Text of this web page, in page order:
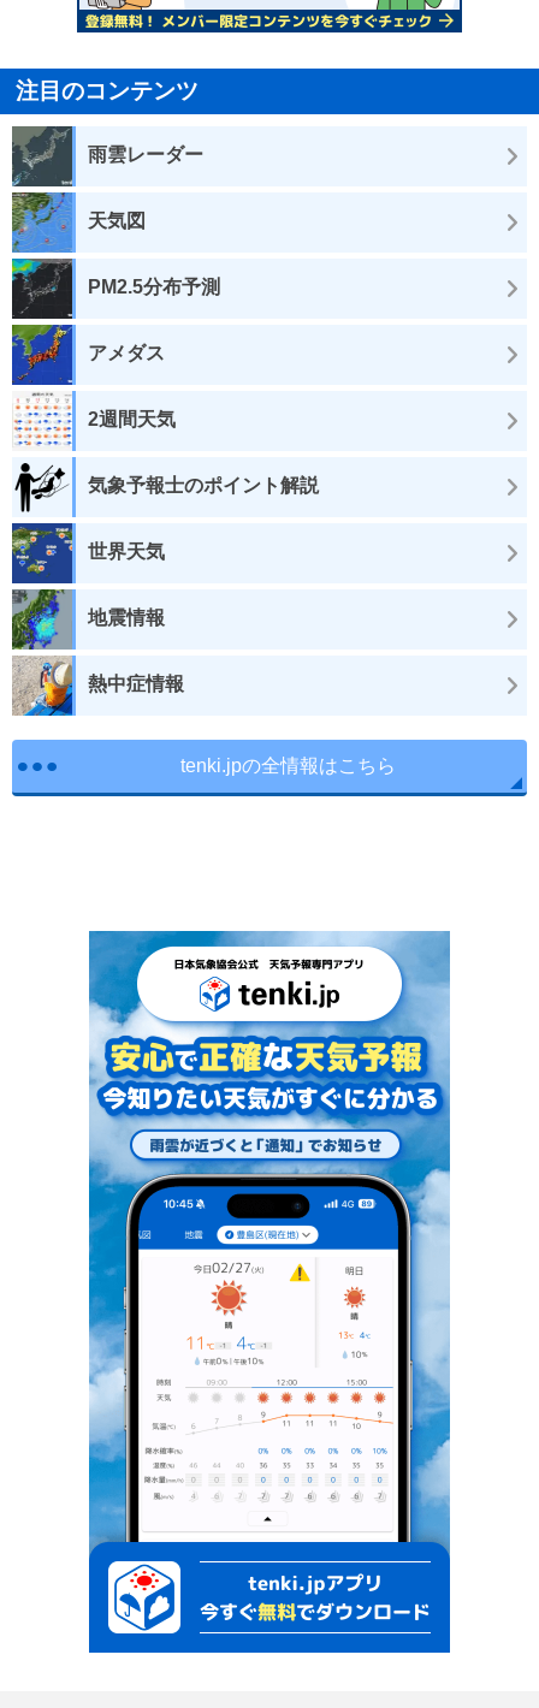
注目のコンテンツ
雨雲レーダー
天気図
PM2.5分布予測
アメダス
2週間天気
気象予報士のポイント解説
世界天気
地震情報
熱中症情報
tenki.jpの全情報はこちら